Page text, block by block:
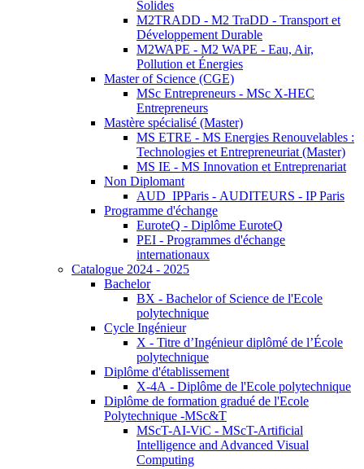
Solides
M2TRADD - M2 TraDD - Transport et
Développement Durable
M2WAPE - M2 WAPE - Eau, Air,
Pollution et Énergies
Master of Science (CGE)
MSc Entrepreneurs - MSc X-HEC
Entrepreneurs
Mastère spécialisé (Master)
MS ETRE - MS Energies Renouvelables :
Technologies et Entrepreneuriat (Master)
MS IE - MS Innovation et Entreprenariat
Non Diplomant
AUD_IPParis - AUDITEURS - IP Paris
Programme d'échange
EuroteQ - Diplôme EuroteQ
PEI - Programmes d'échange
internationaux
Catalogue 2024 - 2025
Bachelor
BX - Bachelor of Science de l'Ecole
polytechnique
Cycle Ingénieur
X - Titre d’Ingénieur diplômé de l’École
polytechnique
Diplôme d'établissement
X-4A - Diplôme de l'Ecole polytechnique
Diplôme de formation gradué de l'Ecole
Polytechnique -MSc&T
MScT-AI-ViC - MScT-Artificial
Intelligence and Advanced Visual
Computing